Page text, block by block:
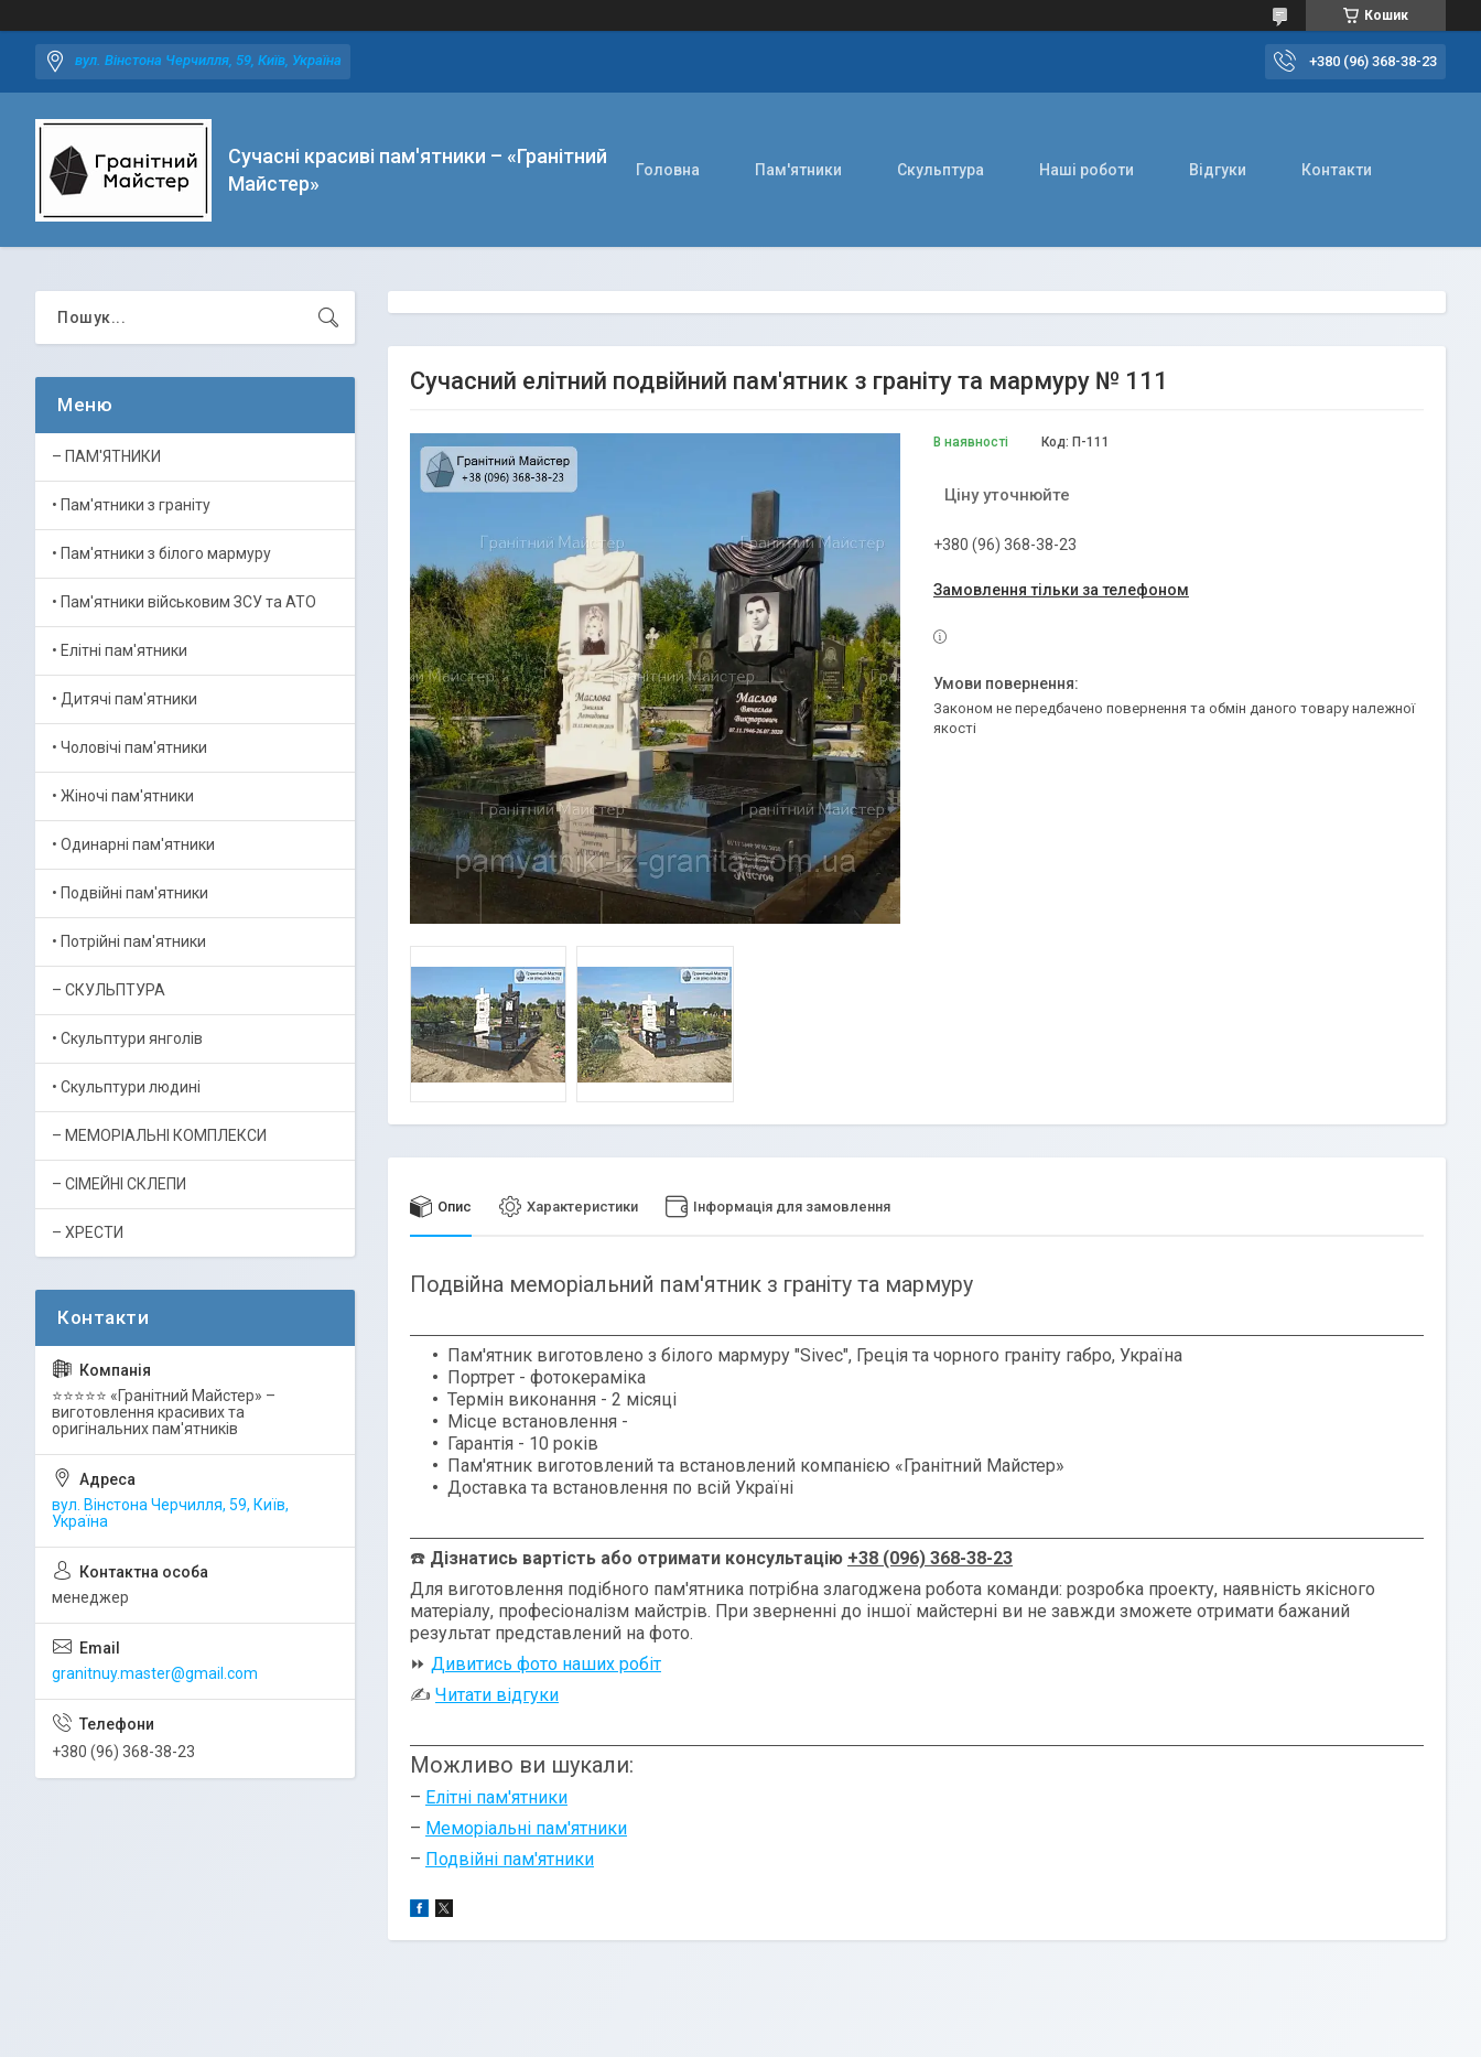
Кошик
вул. Вінстона Черчилля, 59, Київ, Україна +380 (96) 368-38-23
Сучасні красиві пам'ятники – «Гранітний
Майстер»
Головна Пам'ятники Скульптура Наші роботи Відгуки Контакти
Сучасний елітний подвійний пам'ятник з граніту та мармуру № 111
В наявності Код: П-111
Ціну уточнюйте
+380 (96) 368-38-23
Замовлення тільки за телефоном
Законом не передбачено повернення та обмін даного товару належної
якості
Опис Характеристики Інформація для замовлення
Подвійна меморіальний пам'ятник з граніту та мармуру
Пам'ятник виготовлено з білого мармуру "Sivec", Греція та чорного граніту габро, Україна
Портрет - фотокераміка
Термін виконання - 2 місяці
Місце встановлення -
Гарантія - 10 років
Пам'ятник виготовлений та встановлений компанією «Гранітний Майстер»
Доставка та встановлення по всій Україні
☎️ Дізнатись вартість або отримати консультацію +38 (096) 368-38-23
Для виготовлення подібного пам'ятника потрібна злагоджена робота команди: розробка проекту, наявність якісного
матеріалу, професіоналізм майстрів. При зверненні до іншої майстерні ви не завжди зможете отримати бажаний
результат представлений на фото.
⏩ Дивитись фото наших робіт
✍ Читати відгуки
Можливо ви шукали:
– Елітні пам'ятники
– Меморіальні пам'ятники
– Подвійні пам'ятники
– ПАМ'ЯТНИКИ
• Пам'ятники з граніту
• Пам'ятники з білого мармуру
• Пам'ятники військовим ЗСУ та АТО
• Елітні пам'ятники
• Дитячі пам'ятники
• Чоловічі пам'ятники
• Жіночі пам'ятники
• Одинарні пам'ятники
• Подвійні пам'ятники
• Потрійні пам'ятники
– СКУЛЬПТУРА
• Скульптури янголів
• Скульптури людині
– МЕМОРІАЛЬНІ КОМПЛЕКСИ
– СІМЕЙНІ СКЛЕПИ
– ХРЕСТИ
⭐⭐⭐⭐⭐ «Гранітний Майстер» –
виготовлення красивих та
оригінальних пам'ятників
вул. Вінстона Черчилля, 59, Київ,
Україна
менеджер
granitnuy.master@gmail.com
+380 (96) 368-38-23